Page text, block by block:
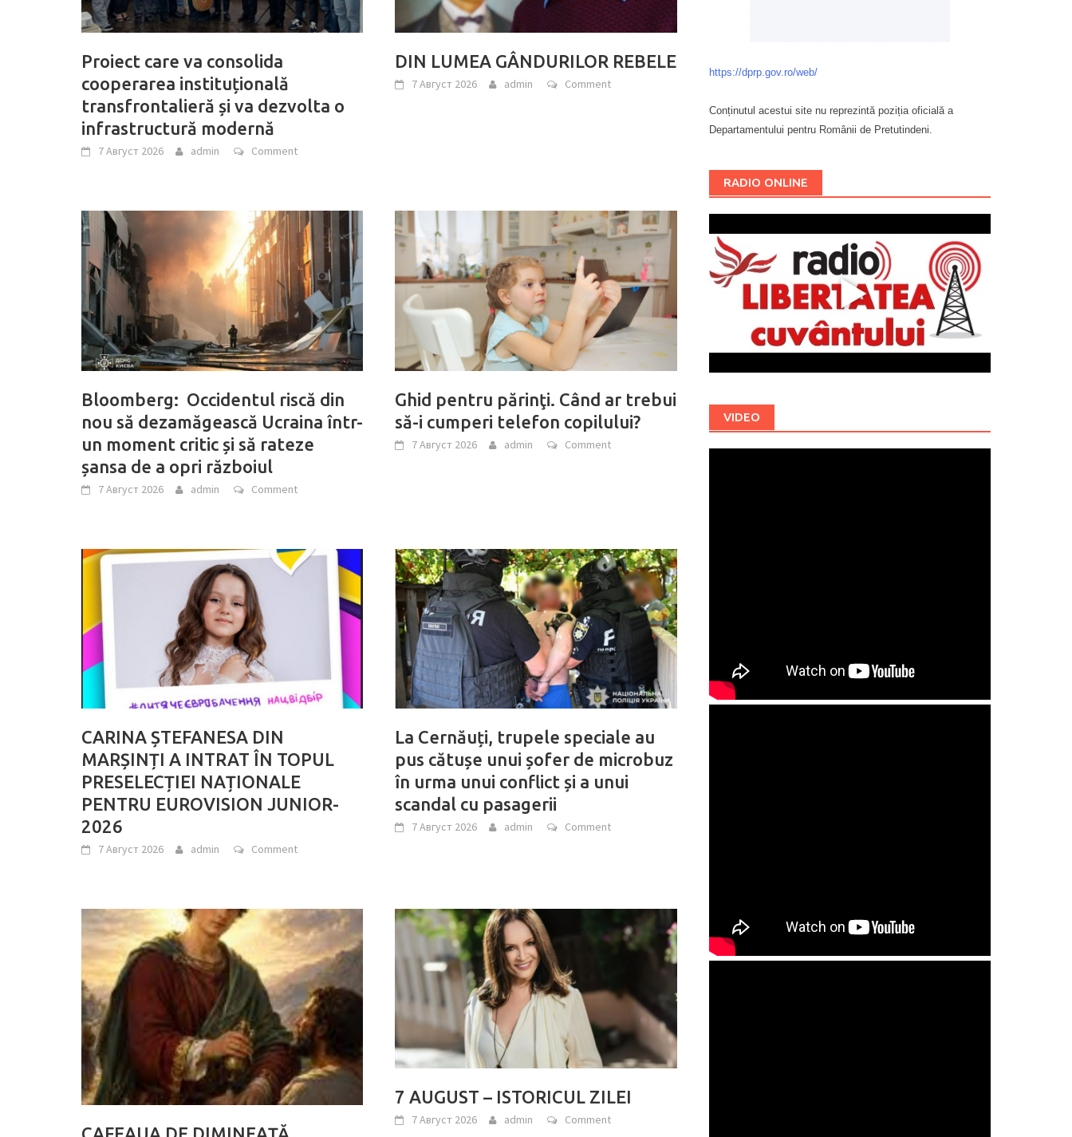
Proiect care va consolida
cooperarea instituțională
transfrontalieră și va dezvolta o
infrastructură modernă
7 Август 2026 admin Comment
DIN LUMEA GÂNDURILOR REBELE
7 Август 2026 admin Comment
Bloomberg: Occidentul riscă din
nou să dezamăgească Ucraina într-
un moment critic și să rateze
șansa de a opri războiul
7 Август 2026 admin Comment
Ghid pentru părinţi. Când ar trebui
să-i cumperi telefon copilului?
7 Август 2026 admin Comment
CARINA ȘTEFANESA DIN
MARȘINȚI A INTRAT ÎN TOPUL
PRESELECȚIEI NAȚIONALE
PENTRU EUROVISION JUNIOR-
2026
7 Август 2026 admin Comment
La Cernăuți, trupele speciale au
pus cătușe unui șofer de microbuz
în urma unui conflict și a unui
scandal cu pasagerii
7 Август 2026 admin Comment
7 AUGUST – ISTORICUL ZILEI
7 Август 2026 admin Comment
https://dprp.gov.ro/web/
Conținutul acestui site nu reprezintă poziția oficială a
Departamentului pentru Românii de Pretutindeni.
RADIO ONLINE
VIDEO